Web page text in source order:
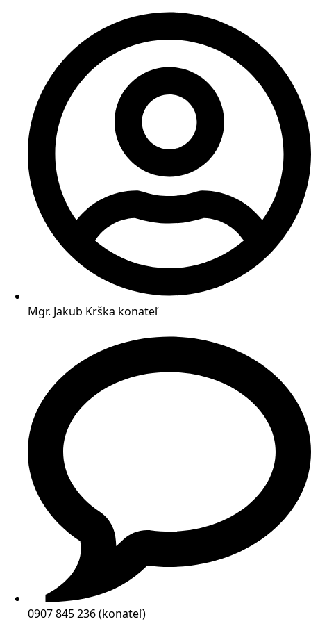
Mgr. Jakub Krška konateľ
0907 845 236 (konateľ)